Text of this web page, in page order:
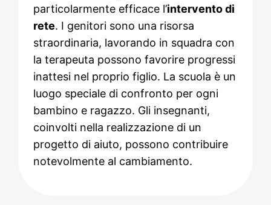
particolarmente efficace l’intervento di
rete. I genitori sono una risorsa
straordinaria, lavorando in squadra con
la terapeuta possono favorire progressi
inattesi nel proprio figlio. La scuola è un
luogo speciale di confronto per ogni
bambino e ragazzo. Gli insegnanti,
coinvolti nella realizzazione di un
progetto di aiuto, possono contribuire
notevolmente al cambiamento.